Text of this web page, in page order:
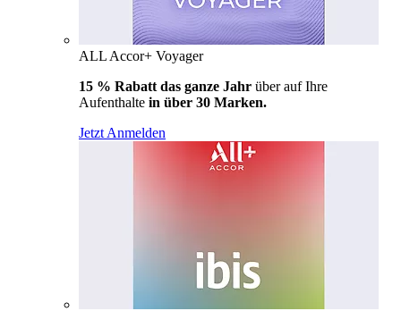
ALL Accor+ Voyager
15 % Rabatt das ganze Jahr über auf Ihre
Aufenthalte in über 30 Marken.
Jetzt Anmelden